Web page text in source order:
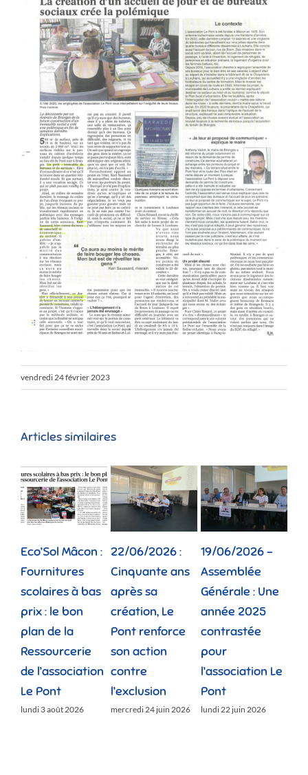
vendredi 24 février 2023
Articles similaires
Eco’Sol Mâcon :
Fournitures
scolaires à bas
prix : le bon
plan de la
Ressourcerie
de l’association
Le Pont
lundi 3 août 2026
22/06/2026 :
Cinquante ans
après sa
création, Le
Pont renforce
son action
contre
l’exclusion
mercredi 24 juin 2026
19/06/2026 –
Assemblée
Générale : Une
année 2025
contrastée
pour
l’association Le
Pont
lundi 22 juin 2026